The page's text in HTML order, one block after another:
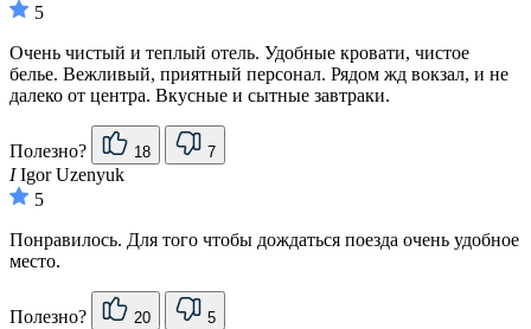
5
Очень чистый и теплый отель. Удобные кровати, чистое
белье. Вежливый, приятный персонал. Рядом жд вокзал, и не
далеко от центра. Вкусные и сытные завтраки.
Полезно? 18 7
IIgor Uzenyuk
5
Понравилось. Для того чтобы дождаться поезда очень удобное
место.
Полезно? 20 5